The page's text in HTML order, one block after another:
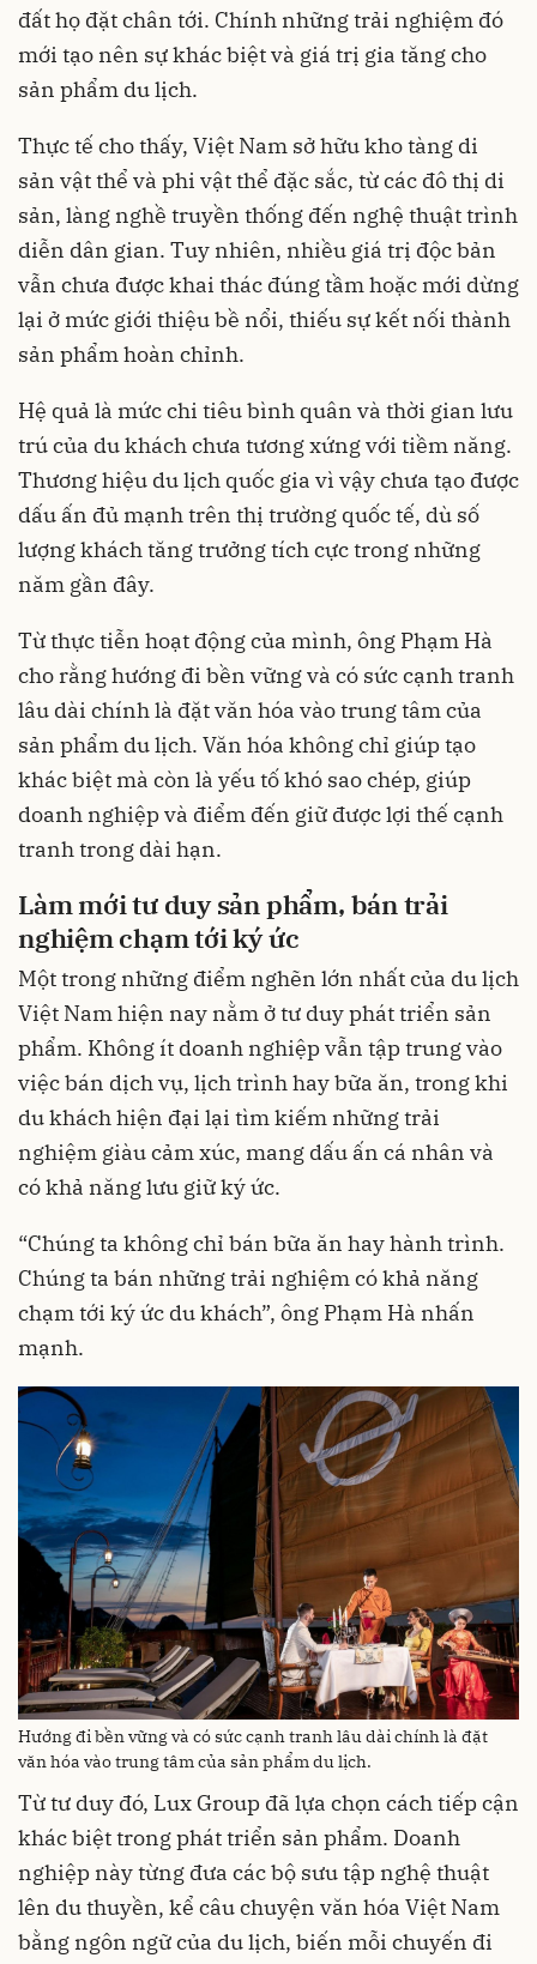
đất họ đặt chân tới. Chính những trải nghiệm đó
mới tạo nên sự khác biệt và giá trị gia tăng cho
sản phẩm du lịch.
Thực tế cho thấy, Việt Nam sở hữu kho tàng di
sản vật thể và phi vật thể đặc sắc, từ các đô thị di
sản, làng nghề truyền thống đến nghệ thuật trình
diễn dân gian. Tuy nhiên, nhiều giá trị độc bản
vẫn chưa được khai thác đúng tầm hoặc mới dừng
lại ở mức giới thiệu bề nổi, thiếu sự kết nối thành
sản phẩm hoàn chỉnh.
Hệ quả là mức chi tiêu bình quân và thời gian lưu
trú của du khách chưa tương xứng với tiềm năng.
Thương hiệu du lịch quốc gia vì vậy chưa tạo được
dấu ấn đủ mạnh trên thị trường quốc tế, dù số
lượng khách tăng trưởng tích cực trong những
năm gần đây.
Từ thực tiễn hoạt động của mình, ông Phạm Hà
cho rằng hướng đi bền vững và có sức cạnh tranh
lâu dài chính là đặt văn hóa vào trung tâm của
sản phẩm du lịch. Văn hóa không chỉ giúp tạo
khác biệt mà còn là yếu tố khó sao chép, giúp
doanh nghiệp và điểm đến giữ được lợi thế cạnh
tranh trong dài hạn.
Làm mới tư duy sản phẩm, bán trải
nghiệm chạm tới ký ức
Một trong những điểm nghẽn lớn nhất của du lịch
Việt Nam hiện nay nằm ở tư duy phát triển sản
phẩm. Không ít doanh nghiệp vẫn tập trung vào
việc bán dịch vụ, lịch trình hay bữa ăn, trong khi
du khách hiện đại lại tìm kiếm những trải
nghiệm giàu cảm xúc, mang dấu ấn cá nhân và
có khả năng lưu giữ ký ức.
“Chúng ta không chỉ bán bữa ăn hay hành trình.
Chúng ta bán những trải nghiệm có khả năng
chạm tới ký ức du khách”, ông Phạm Hà nhấn
mạnh.
Hướng đi bền vững và có sức cạnh tranh lâu dài chính là đặt
văn hóa vào trung tâm của sản phẩm du lịch.
Từ tư duy đó, Lux Group đã lựa chọn cách tiếp cận
khác biệt trong phát triển sản phẩm. Doanh
nghiệp này từng đưa các bộ sưu tập nghệ thuật
lên du thuyền, kể câu chuyện văn hóa Việt Nam
bằng ngôn ngữ của du lịch, biến mỗi chuyến đi